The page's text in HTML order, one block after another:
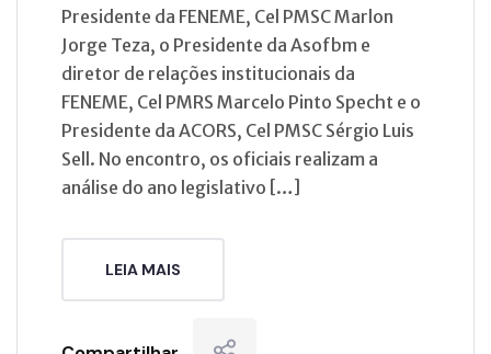
Presidente da FENEME, Cel PMSC Marlon
Jorge Teza, o Presidente da Asofbm e
diretor de relações institucionais da
FENEME, Cel PMRS Marcelo Pinto Specht e o
Presidente da ACORS, Cel PMSC Sérgio Luis
Sell. No encontro, os oficiais realizam a
análise do ano legislativo […]
LEIA MAIS